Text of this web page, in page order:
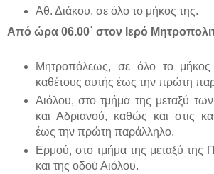
Αθ. Διάκου, σε όλο το μήκος της.
Από ώρα 06.00΄ στον Ιερό
Μητροπόλεως, σε όλο το μήκος
καθέτους αυτής έως την πρώτη
Αιόλου, στο τμήμα της μεταξύ
και Αδριανού, καθώς και στις
έως την πρώτη παράλληλο.
Ερμού, στο τμήμα της μεταξύ
και της οδού Αιόλου.